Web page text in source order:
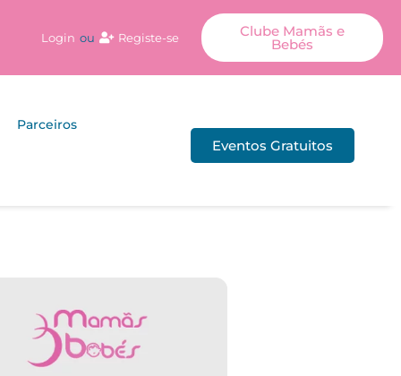
Login ou Registe-se Clube Mamãs e
Bebés
Parceiros
Eventos Gratuitos